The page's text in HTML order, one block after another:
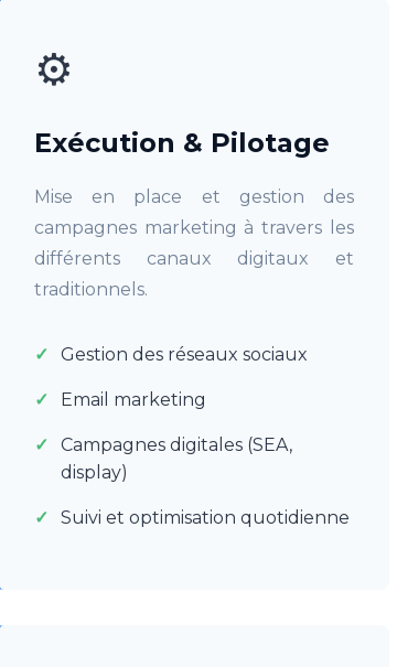
⚙️
Exécution & Pilotage
Mise en place et gestion des
campagnes marketing à travers les
différents canaux digitaux et
traditionnels.
Gestion des réseaux sociaux
Email marketing
Campagnes digitales (SEA,
display)
Suivi et optimisation quotidienne